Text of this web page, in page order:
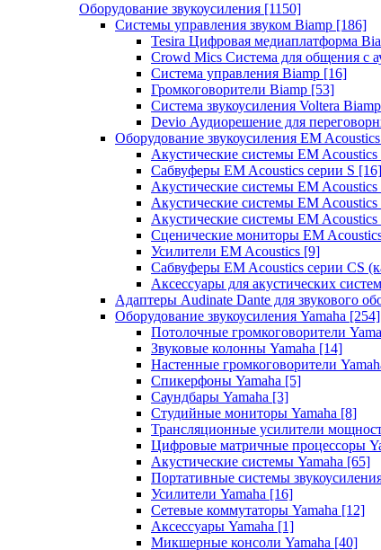
Оборудование звукоусиления [1150]
Системы управления звуком Biamp [186]
Tesira Цифровая медиаплатформа
Crowd Mics Система для общения с
Система управления Biamp [16]
Громкоговорители Biamp [53]
Система звукоусиления Voltera Biamp
Devio Аудиорешение для
Оборудование звукоусиления EM Acoustics
Акустические системы EM
Сабвуферы EM Acoustics серии S [16]
Акустические системы EM
Акустические системы EM Acoustics
Акустические системы EM Acoustics
Сценические мониторы EM
Усилители EM Acoustics [9]
Сабвуферы EM Acoustics серии CS
Аксессуары для акустических
Адаптеры Audinate Dante для звукового
Оборудование звукоусиления Yamaha [254]
Потолочные громкоговорители
Звуковые колонны Yamaha [14]
Настенные громкоговорители
Спикерфоны Yamaha [5]
Саундбары Yamaha [3]
Студийные мониторы Yamaha [8]
Трансляционные усилители
Цифровые матричные процессоры
Акустические системы Yamaha [65]
Портативные системы
Усилители Yamaha [16]
Сетевые коммутаторы Yamaha [12]
Аксессуары Yamaha [1]
Микшерные консоли Yamaha [40]